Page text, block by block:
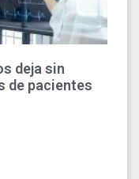
deja sin
de pacientes